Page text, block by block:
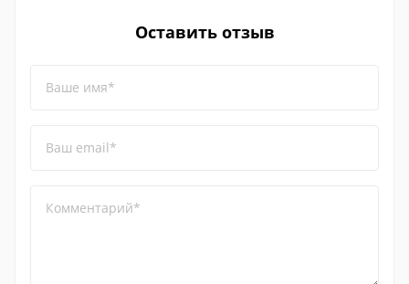
Оставить отзыв
Ваше имя*
Ваш email*
Комментарий*